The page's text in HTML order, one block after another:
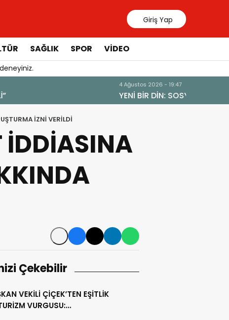
Giriş Yap
SAĞLIK SPOR VIDEO
İZNİ VERİLDİ
İDDİASINA
Çekebilir
VEKİLİ ÇİÇEK’TEN EŞİTLİK
VURGUSU: